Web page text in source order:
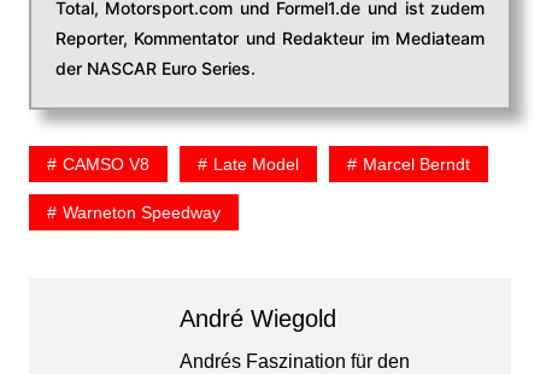
Total, Motorsport.com und Formel1.de und ist zudem
Reporter, Kommentator und Redakteur im Mediateam
der NASCAR Euro Series.
CAMSO V8 Late Model Marcel Berndt
Warneton Speedway
André Wiegold
Andrés Faszination für den